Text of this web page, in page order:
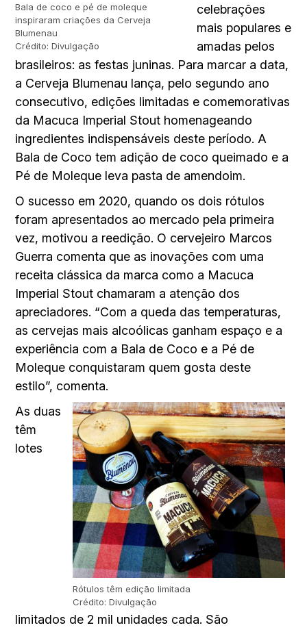
Bala de coco e pé de moleque
inspiraram criações da Cerveja
Blumenau
Crédito: Divulgação
celebrações
mais populares e
amadas pelos
brasileiros: as festas juninas. Para marcar a data,
a Cerveja Blumenau lança, pelo segundo ano
consecutivo, edições limitadas e comemorativas
da Macuca Imperial Stout homenageando
ingredientes indispensáveis deste período. A
Bala de Coco tem adição de coco queimado e a
Pé de Moleque leva pasta de amendoim.
O sucesso em 2020, quando os dois rótulos
foram apresentados ao mercado pela primeira
vez, motivou a reedição. O cervejeiro Marcos
Guerra comenta que as inovações com uma
receita clássica da marca como a Macuca
Imperial Stout chamaram a atenção dos
apreciadores. “Com a queda das temperaturas,
as cervejas mais alcoólicas ganham espaço e a
experiência com a Bala de Coco e a Pé de
Moleque conquistaram quem gosta deste
estilo”, comenta.
Rótulos têm edição limitada
Crédito: Divulgação
As duas
têm
lotes
limitados de 2 mil unidades cada. São